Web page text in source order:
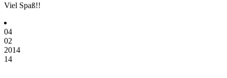
Viel Spaß!!
04
02
2014
14